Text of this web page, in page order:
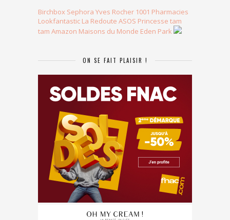
Birchbox Sephora Yves Rocher 1001 Pharmacies
Lookfantastic La Redoute ASOS Princesse tam
tam Amazon Maisons du Monde Eden Park
ON SE FAIT PLAISIR !